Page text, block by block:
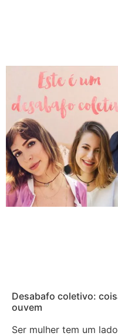
Desabafo coletivo:
ouvem
Ser mulher tem um